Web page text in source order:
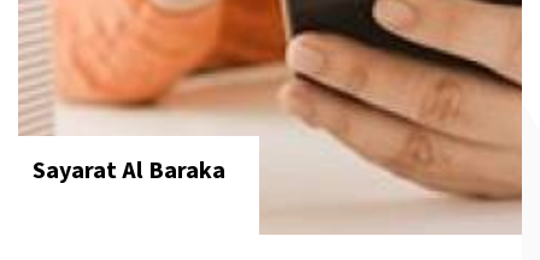
Sayarat Al Baraka